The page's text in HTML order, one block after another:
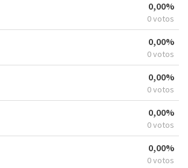
0,00%
0 votos
0,00%
0 votos
0,00%
0 votos
0,00%
0 votos
0,00%
0 votos